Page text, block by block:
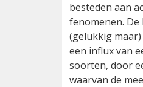
besteden aan
fenomenen.
(gelukkig
een influx van
soorten, door
waarvan de